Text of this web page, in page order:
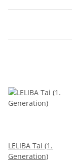
LELIBA Tai (1.
Generation)